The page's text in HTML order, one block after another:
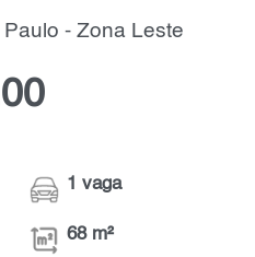
Paulo - Zona Leste
1 vaga
68 m²